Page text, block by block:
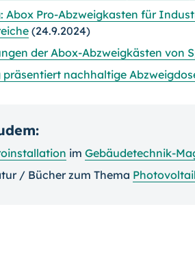
Abox Pro-Abzweigkasten für
(24.9.2024)
der Abox-Abzweigkästen von
präsentiert nachhaltige
im Gebäudetechnik-
/ Bücher zum Thema